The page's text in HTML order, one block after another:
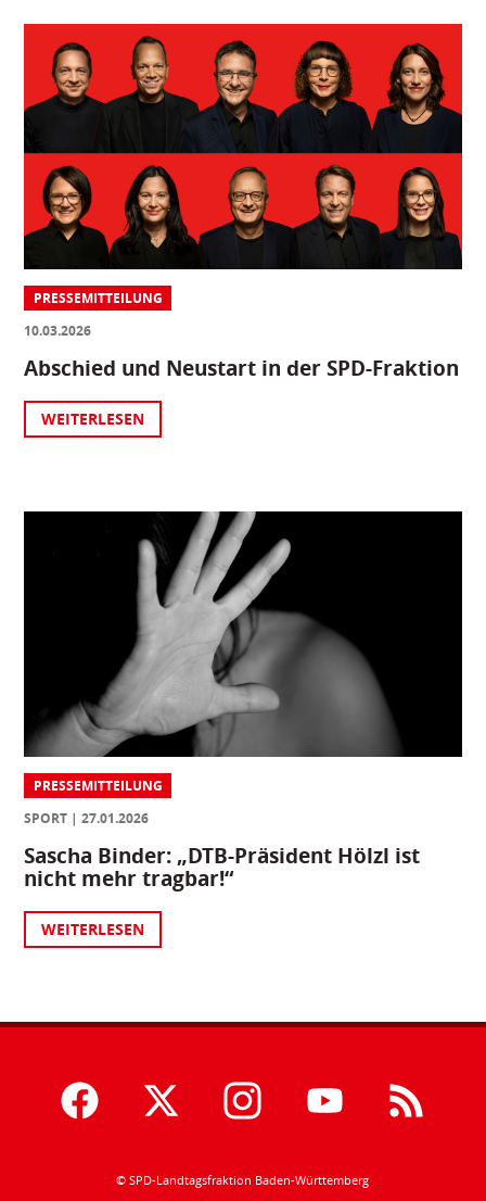
PRESSEMITTEILUNG
10.03.2026
Abschied und Neustart in der SPD-Fraktion
WEITERLESEN
PRESSEMITTEILUNG
SPORT
27.01.2026
Sascha Binder: „DTB-Präsident Hölzl ist
nicht mehr tragbar!“
WEITERLESEN
© SPD-Landtagsfraktion Baden-Württemberg